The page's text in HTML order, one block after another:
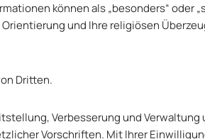
können als „besonders“ oder
und Ihre religiösen
Dritten.
Verbesserung und
Vorschriften. Mit Ihrer